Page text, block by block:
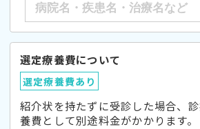
選定療養費について
選定療養費あり
紹介状を持たずに受診した場合、
養費として別途料金がかかります。